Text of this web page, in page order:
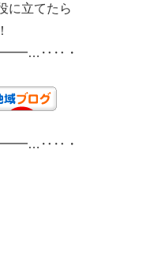
に立てたら
・
・